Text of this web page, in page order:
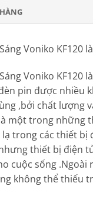
Voniko KF120
Voniko KF120
pin được nhiều
,bởi chất lượng
một trong những
lạ trong các thiết bị
thiết bị điện
cuộc sống .Ngoài
không thể thiếu